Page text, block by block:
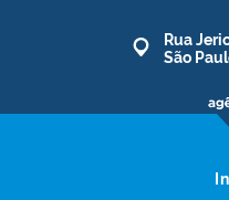
Rua
São